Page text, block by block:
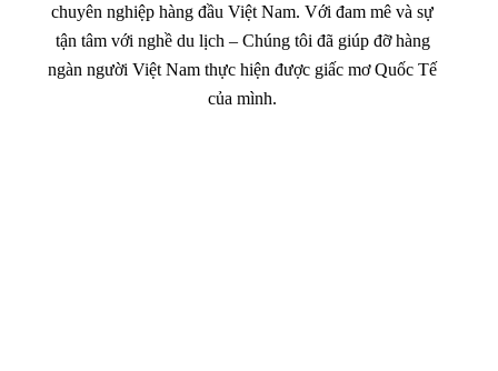
chuyên nghiệp hàng đầu Việt Nam. Với đam mê và sự
tận tâm với nghề du lịch – Chúng tôi đã giúp đỡ hàng
ngàn người Việt Nam thực hiện được giấc mơ Quốc Tế
của mình.